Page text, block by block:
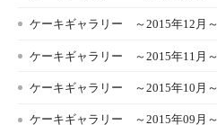
ケーキギャラリー ～2015年12月～
ケーキギャラリー ～2015年11月～
ケーキギャラリー ～2015年10月～
ケーキギャラリー ～2015年09月～